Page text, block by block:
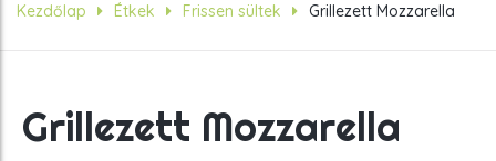
Kezdőlap Étkek Frissen sültek Grillezett Mozzarella
Grillezett Mozzarella